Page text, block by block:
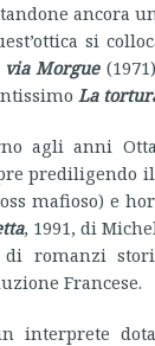
ancora
si
via Morgue
La
agli anni
prediligendo
mafioso) e
, 1991, di
di romanzi
Francese.
interprete